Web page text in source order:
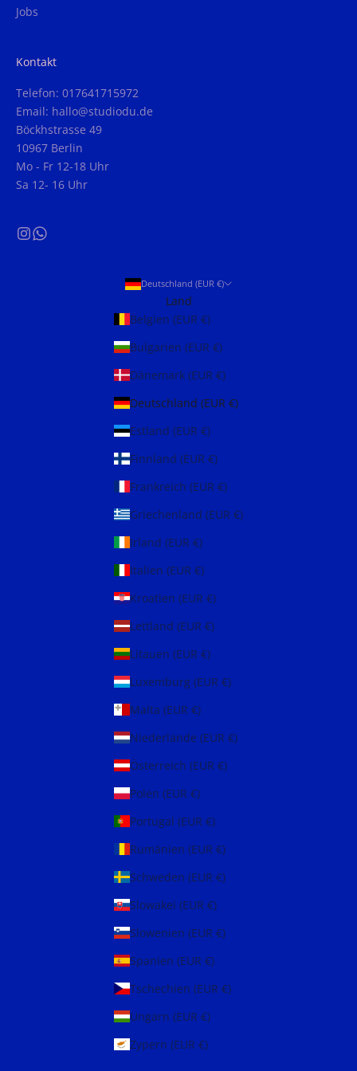
Jobs
Kontakt
Telefon: 017641715972
Email: hallo@studiodu.de
Böckhstrasse 49
10967 Berlin
Mo - Fr 12-18 Uhr
Sa 12- 16 Uhr
Deutschland (EUR €)
Land
Belgien (EUR €)
Bulgarien (EUR €)
Dänemark (EUR €)
Deutschland (EUR €)
Estland (EUR €)
Finnland (EUR €)
Frankreich (EUR €)
Griechenland (EUR €)
Irland (EUR €)
Italien (EUR €)
Kroatien (EUR €)
Lettland (EUR €)
Litauen (EUR €)
Luxemburg (EUR €)
Malta (EUR €)
Niederlande (EUR €)
Österreich (EUR €)
Polen (EUR €)
Portugal (EUR €)
Rumänien (EUR €)
Schweden (EUR €)
Slowakei (EUR €)
Slowenien (EUR €)
Spanien (EUR €)
Tschechien (EUR €)
Ungarn (EUR €)
Zypern (EUR €)